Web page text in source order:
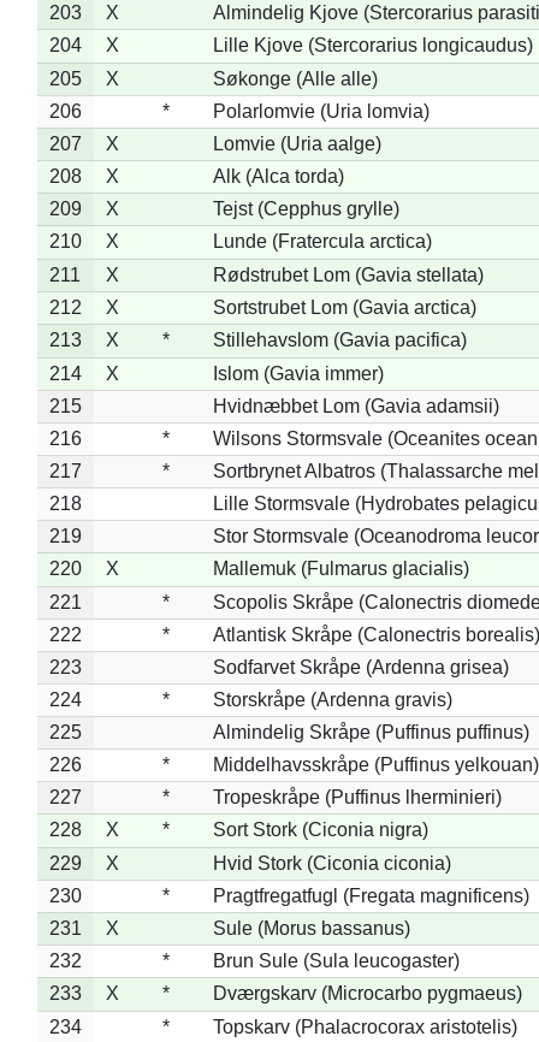
203
X
Almindelig Kjove (Stercorarius
204
X
Lille Kjove (Stercorarius longicaudus)
205
X
Søkonge (Alle alle)
206
*
Polarlomvie (Uria lomvia)
207
X
Lomvie (Uria aalge)
208
X
Alk (Alca torda)
209
X
Tejst (Cepphus grylle)
210
X
Lunde (Fratercula arctica)
211
X
Rødstrubet Lom (Gavia stellata)
212
X
Sortstrubet Lom (Gavia arctica)
213
X *
Stillehavslom (Gavia pacifica)
214
X
Islom (Gavia immer)
215
Hvidnæbbet Lom (Gavia adamsii)
216
*
Wilsons Stormsvale (Oceanites
217
*
Sortbrynet Albatros (Thalassarche
218
Lille Stormsvale (Hydrobates
219
Stor Stormsvale (Oceanodroma
220
X
Mallemuk (Fulmarus glacialis)
221
*
Scopolis Skråpe (Calonectris
222
*
Atlantisk Skråpe (Calonectris borealis)
223
Sodfarvet Skråpe (Ardenna grisea)
224
*
Storskråpe (Ardenna gravis)
225
Almindelig Skråpe (Puffinus puffinus)
226
*
Middelhavsskråpe (Puffinus yelkouan)
227
*
Tropeskråpe (Puffinus lherminieri)
228
X *
Sort Stork (Ciconia nigra)
229
X
Hvid Stork (Ciconia ciconia)
230
*
Pragtfregatfugl (Fregata magnificens)
231
X
Sule (Morus bassanus)
232
*
Brun Sule (Sula leucogaster)
233
X *
Dværgskarv (Microcarbo pygmaeus)
234
* Topskarv (Phalacrocorax aristotelis)